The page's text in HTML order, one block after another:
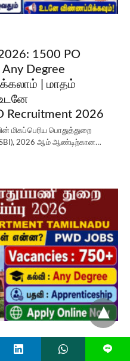
1500 PO
Any Degree
| மாதம்
Recruitment 2026
மிகப்பெரிய பொதுத்துறை
2026 ஆம் ஆண்டிற்கான…
L